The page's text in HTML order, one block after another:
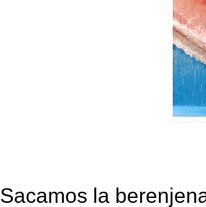
Sacamos la